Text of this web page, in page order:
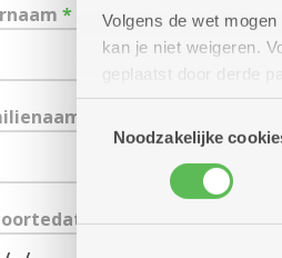
Volgens de wet
kan je niet weigeren.
geplaatst door derde
(geanonimiseerd)
Toestemmingsselectie
Noodzakelijke
*